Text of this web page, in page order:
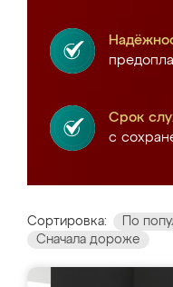
Срок
с
Сортировка: По
Сначала дороже